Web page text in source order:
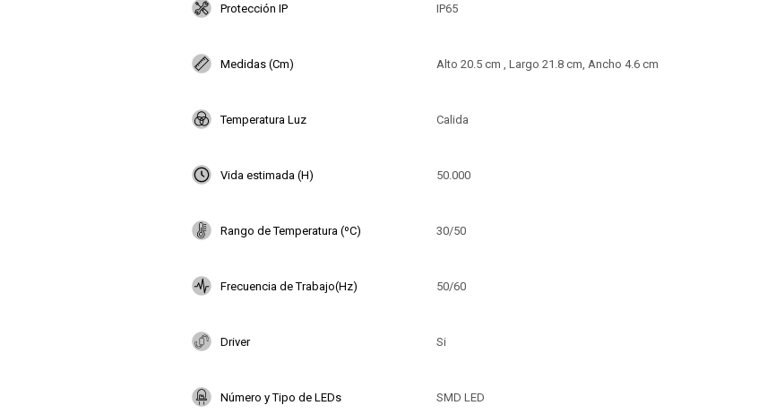
Protección IP IP65
Medidas (Cm) Alto 20.5 cm , Largo 21.8 cm, Ancho 4.6 cm
Temperatura Luz Calida
Vida estimada (H) 50.000
Rango de Temperatura (ºC) 30/50
Frecuencia de Trabajo(Hz) 50/60
Driver Si
Número y Tipo de LEDs SMD LED